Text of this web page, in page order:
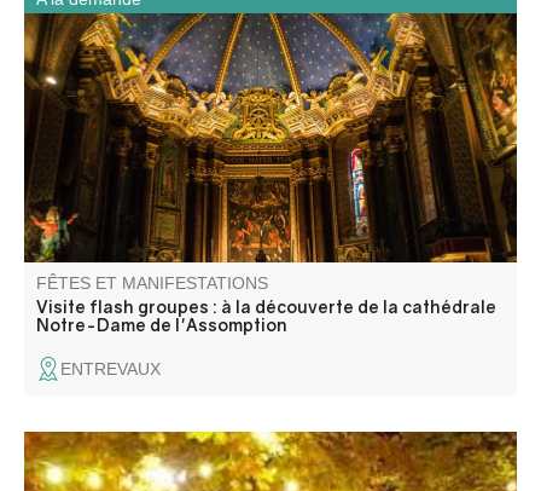
Partez à la découverte de la cathédrale Notre-Dame-de-
l’Assomption lors d’une visite flash guidée spécialement
conçue pour les groupes. En un temps court, elle dévoile
son histoire, ses décors et les éléments essentiels qui ont
marqué la vie de la cité.
FÊTES ET MANIFESTATIONS
Visite flash groupes : à la découverte de la cathédrale
Notre-Dame de l'Assomption
ENTREVAUX
Concours de boules et bal les jeudi, vendredi et samedi.